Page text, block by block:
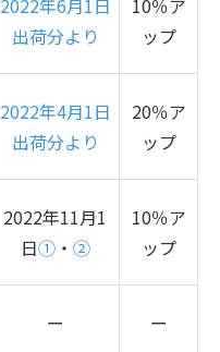
2022年6月1日
出荷分より
10％ア
ップ
2022年4月1日
出荷分より
20％ア
ップ
2022年11月1
日①・ ②
10％ア
ップ
ー ー